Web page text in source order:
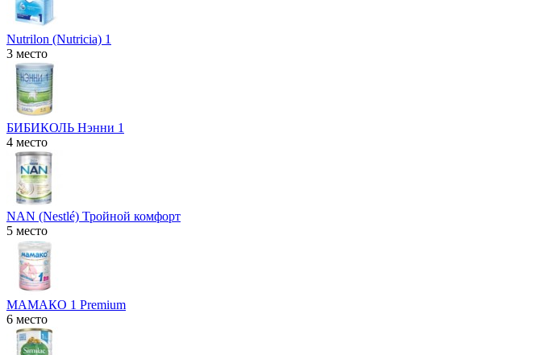
Nutrilon (Nutricia) 1
3 место
БИБИКОЛЬ Нэнни 1
4 место
NAN (Nestlé) Тройной комфорт
5 место
МАМАКО 1 Premium
6 место